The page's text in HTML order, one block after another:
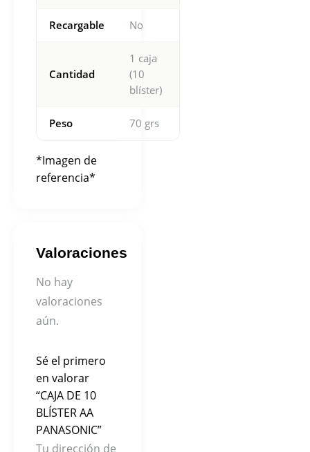
Recargable No
Cantidad
1 caja
(10
blíster)
Peso 70 grs
*Imagen de
referencia*
Valoraciones
No hay
valoraciones
aún.
Sé el primero
en valorar
“CAJA DE 10
BLÍSTER AA
PANASONIC”
Tu dirección de